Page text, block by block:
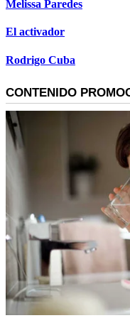
Melissa Paredes
El activador
Rodrigo Cuba